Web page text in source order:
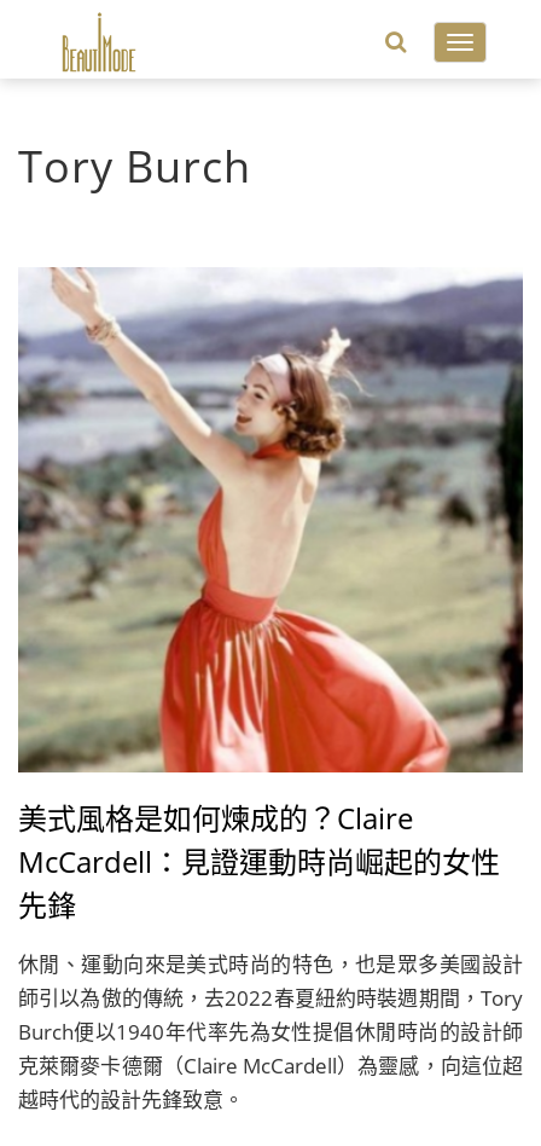
Toggle
Tory Burch
美式風格是如何煉成的？Claire
McCardell：見證運動時尚崛起的女性
先鋒
休閒、運動向來是美式時尚的特色，也是眾多美國設計
師引以為傲的傳統，去2022春夏紐約時裝週期間，Tory
Burch便以1940年代率先為女性提倡休閒時尚的設計師
克萊爾麥卡德爾（Claire McCardell）為靈感，向這位超
越時代的設計先鋒致意。